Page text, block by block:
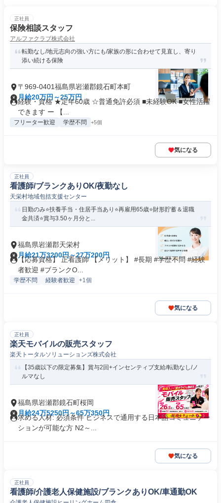
正社員
保険相談スタッフ
アルファクラブ株式会社
転勤なし/地元志向の強い方にも/家族の形に合わせて見直し、寄り
添い続ける保険
〒969-0401福島県岩瀬郡鏡石町本町
月給20万円～25万円
経験・資格 ★定年60歳 ☆普通免許必須 ■未経験OK ■女性活躍
できます ー 【...
フリーター歓迎 学歴不問 +5個
気になる
正社員
看護師/ブランクありOK/夜勤なし
天栄村地域包括支援センター
日勤のみ⭐扶養手当・住居手当あり⭐再雇用65歳⭐財形貯蓄＆退職
金共済⭐賞与3.50ヶ月分と...
福島県岩瀬郡天栄村
月給21万3200円～27万200円
【応募資格】 正看護師 【メリット】 #長期 #学歴不問 #経験
者歓迎 #ブランクO...
学歴不問 経験者歓迎 +1個
気になる
正社員
楽天モバイルの販売スタッフ
楽天トータルソリューションズ株式会社
【35歳以下の限定募集】賞与2回+インセンティブ支給/転勤なし/ノ
ルマなし
福島県岩瀬郡鏡石町桜岡
月給24万5250円～65万350円
求める人材: 必須条件 ビジネスで通用する日本語コミュニケー
ションが可能な方 N2～...
気になる
正社員
看護師/介護老人保健施設/ブランクありOK/車通勤OK